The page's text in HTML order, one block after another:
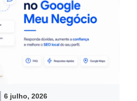
6 julho, 2026